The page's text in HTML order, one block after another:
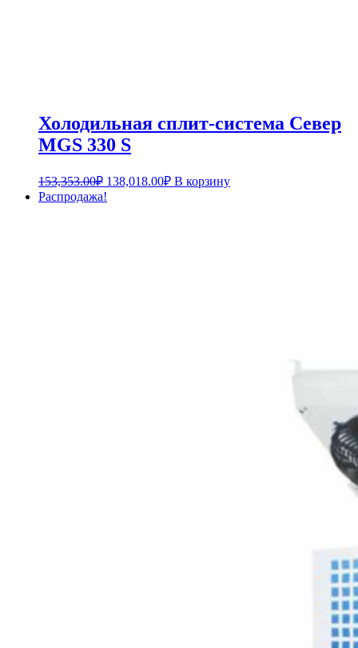
Холодильная сплит-система Север
MGS 330 S
153,353.00₽ 138,018.00₽ В корзину
Распродажа!